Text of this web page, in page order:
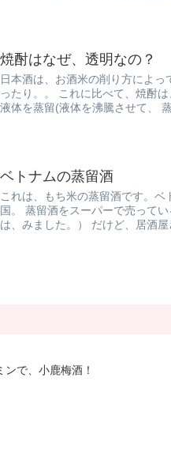
焼酎はなぜ、透明なの？
日本酒は、お酒米の削り方によ
ったり。。 これに比べて、焼酎
液体を蒸留(液体を沸騰させて、
ベトナムの蒸留酒
これは、もち米の蒸留酒です。
国。 蒸留酒をスーパーで売って
は、みました。） だけど、居酒
ンで、小鹿梅酒！